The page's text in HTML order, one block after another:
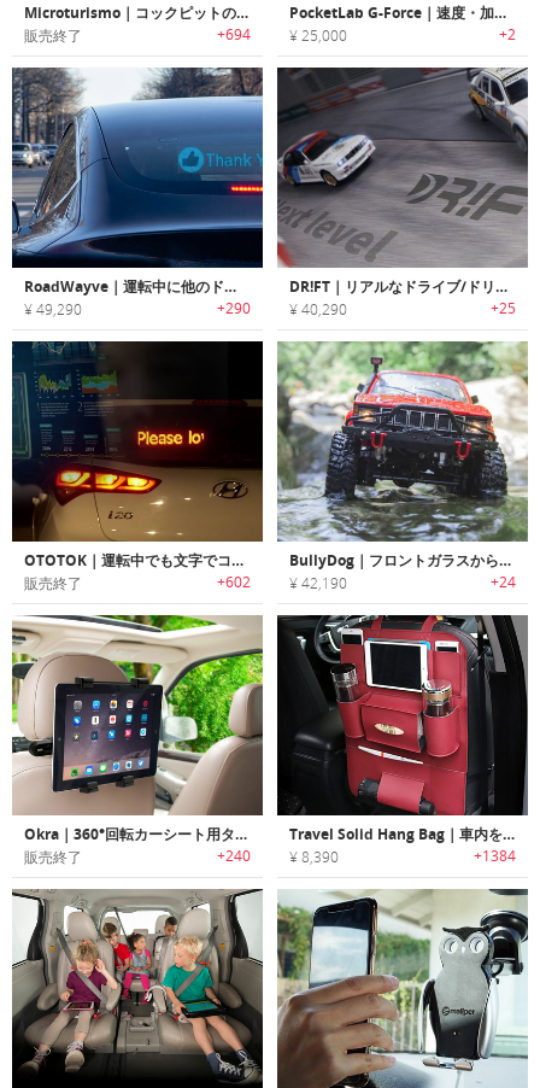
Microturismo｜コックピットの視点でドライブ可能なミニレースカー「マイクロツーリズモ」
販売終了 +694
PocketLab G-Force｜速度・加速度・G力を測定可能なセンサーカートイ「Gフォース」
¥ 25,000 +2
RoadWayve｜運転中に他のドライバーとコミュニケーション可能なメッセージディスプレイ「ロードウェイブ」
¥ 49,290 +290
DR!FT｜リアルなドライブ/ドリフトが楽しめる1:43スケールレーシングカー「ドリフト」
¥ 40,290 +25
OTOTOK｜運転中でも文字でコミュニケーション可能なカーウィンドウ用LEDデイスプレイ「オトトック」
販売終了 +602
BullyDog｜フロントガラスからのビューが楽しめるVRカメラ搭載RCカー「ブリードッグ」
¥ 42,190 +24
Okra｜360°回転カーシート用タブレットマウントホルダー「オクラ」
販売終了 +240
Travel Solid Hang Bag｜車内をすっきりオーガナイズできるPUレザー製カーシートオーガナイズバッグ
¥ 8,390 +1384